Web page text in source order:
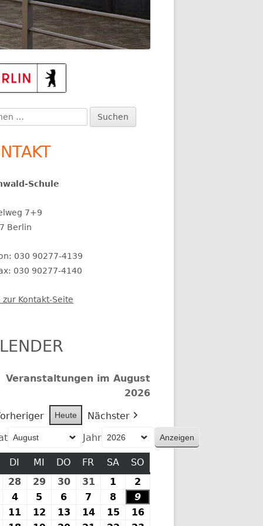
Schule
7+9
Berlin
030 90277-4139
030 90277-4140
zur Kontakt-Seite
Veranstaltungen im August
2026
Heute
Nächster
Jahr
MONTAG
DI DIENSTAG
MI MITTWOCH
DO DONNERSTAG
FR FREITAG
SASAMSTAG
SO
27.
Juli
2026
28 28.
Juli
2026
29 29.
Juli
2026
3030.
Juli
2026
31 31.
Juli
2026
1
August
2026
2
2026
44.
August
5
August
6
August
7
August
8
August
9
August
10.11 11.12 12.13 13.1414.15 15.1616.